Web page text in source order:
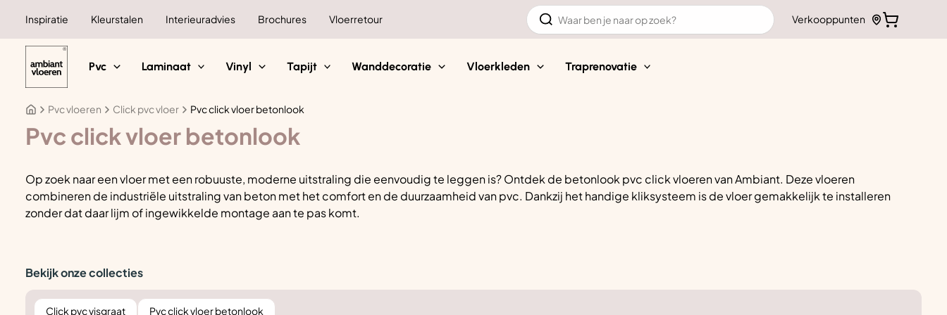
Inspiratie Kleurstalen Interieuradvies Brochures Vloerretour
Zoeken
naar:
Verkooppunten
Pvc Laminaat Vinyl Tapijt Wanddecoratie Vloerkleden Traprenovatie
Pvc vloeren Click pvc vloer Pvc click vloer betonlook
Pvc click vloer betonlook
Op zoek naar een vloer met een robuuste, moderne uitstraling die eenvoudig te leggen is? Ontdek de betonlook pvc click vloeren van Ambiant. Deze vloeren
combineren de industriële uitstraling van beton met het comfort en de duurzaamheid van pvc. Dankzij het handige kliksysteem is de vloer gemakkelijk te installeren
zonder dat daar lijm of ingewikkelde montage aan te pas komt.
Bekijk onze collecties
Click pvc visgraat Pvc click vloer betonlook